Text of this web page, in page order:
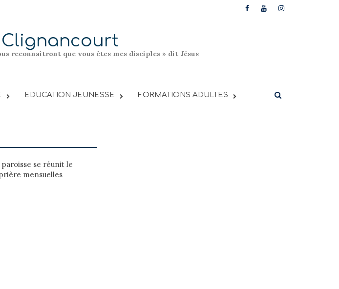
Clignancourt
reconnaîtront que vous êtes mes disciples » dit Jésus
EDUCATION JEUNESSE FORMATIONS ADULTES
se réunit le
mensuelles